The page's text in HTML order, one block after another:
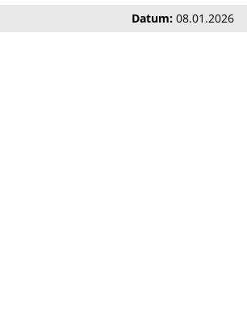
Datum: 08.01.2026